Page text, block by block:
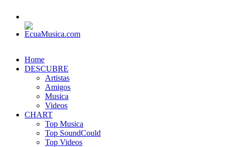
Home
DESCUBRE
Artistas
Amigos
Musica
Videos
CHART
Top Musica
Top SoundCould
Top Videos